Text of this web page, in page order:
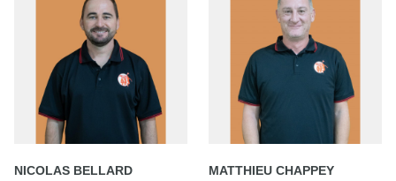
NICOLAS BELLARD MATTHIEU CHAPPEY